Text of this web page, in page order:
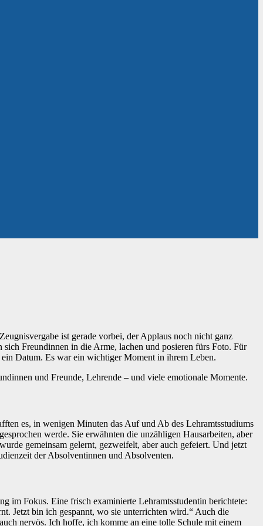
Freundinnen in die Arme, lachen und posieren fürs Foto. Für
Datum. Es war ein wichtiger Moment in ihrem Leben.
und Freunde, Lehrende – und viele emotionale Momente.
es, in wenigen Minuten das Auf und Ab des Lehramtsstudiums
werde. Sie erwähnten die unzähligen Hausarbeiten, aber
gemeinsam gelernt, gezweifelt, aber auch gefeiert. Und jetzt
der Absolventinnen und Absolventen.
im Fokus. Eine frisch examinierte Lehramtsstudentin berichtete:
Jetzt bin ich gespannt, wo sie unterrichten wird.“ Auch die
nervös. Ich hoffe, ich komme an eine tolle Schule mit einem